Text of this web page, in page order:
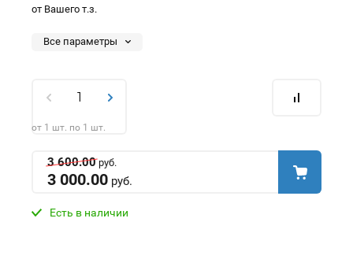
от Вашего т.з.
Все параметры
от 1 шт. по 1 шт.
3 600.00руб.
3 000.00 руб.
Есть в наличии